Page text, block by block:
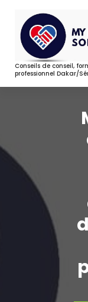
contenu
Conseils de conseil,
professionnel Dakar/